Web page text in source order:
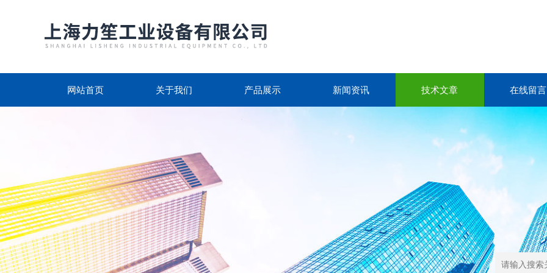
网站首页 关于我们 产品展示 新闻资讯 技术文章 在线留言